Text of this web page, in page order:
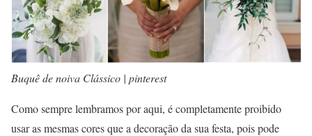
Buquê de noiva Clássico | pinterest
Como sempre lembramos por aqui, é completamente proibido
usar as mesmas cores que a decoração da sua festa, pois pode